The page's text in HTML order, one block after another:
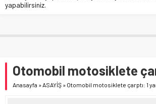
yapabilirsiniz.
Otomobil motosiklete
Anasayfa »ASAYİŞ » Otomobil motosiklete çarptı: 1